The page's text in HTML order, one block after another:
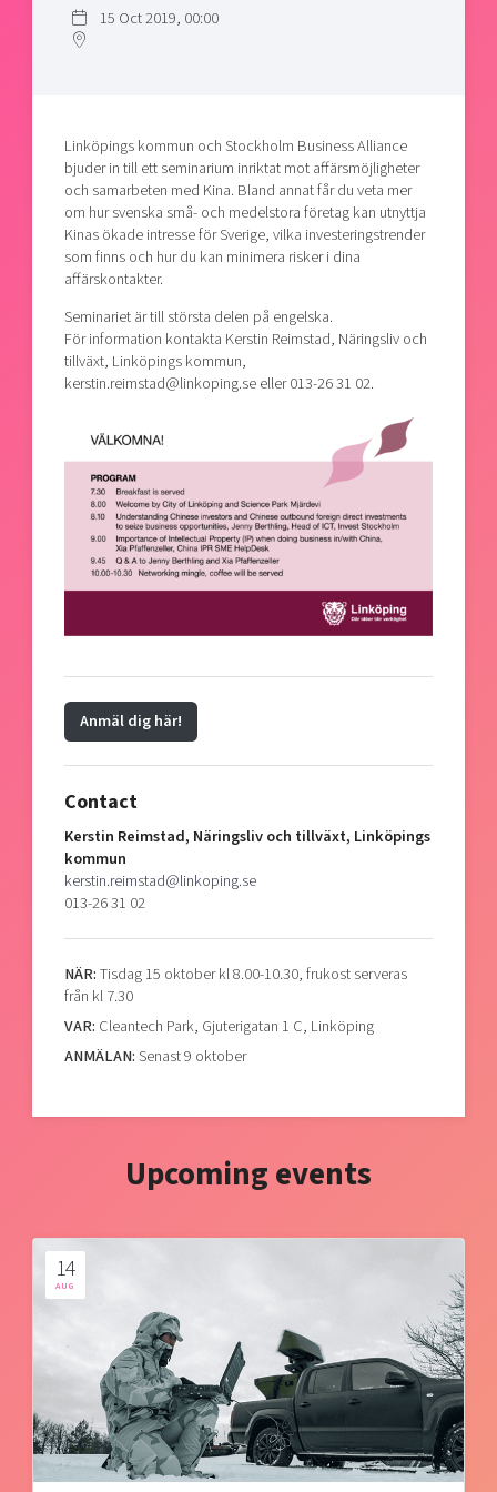
Shaping cities and regions
East Sweden Tech Women
Reversed mentorship
Current offers and activities
Upscaling
Funding opportunities
Our community of companies
Projects
Our clusters
Locations
Today's lunch in Mjärdevi
15 Oct 2019, 00:00
Linköpings kommun och Stockholm Business Alliance
bjuder in till ett seminarium inriktat mot affärsmöjligheter
och samarbeten med Kina. Bland annat får du veta mer
om hur svenska små- och medelstora företag kan utnyttja
Kinas ökade intresse för Sverige, vilka investeringstrender
som finns och hur du kan minimera risker i dina
affärskontakter.
Seminariet är till största delen på engelska.
För information kontakta Kerstin Reimstad, Näringsliv och
tillväxt, Linköpings kommun,
kerstin.reimstad@linkoping.se eller 013-26 31 02.
Anmäl dig här!
Contact
Kerstin Reimstad, Näringsliv och tillväxt, Linköpings
kommun
kerstin.reimstad@linkoping.se
013-26 31 02
NÄR:Tisdag 15 oktober kl 8.00-10.30, frukost serveras
från kl 7.30
VAR: Cleantech Park, Gjuterigatan 1 C, Linköping
ANMÄLAN:Senast 9 oktober
Upcoming events
14
AUG